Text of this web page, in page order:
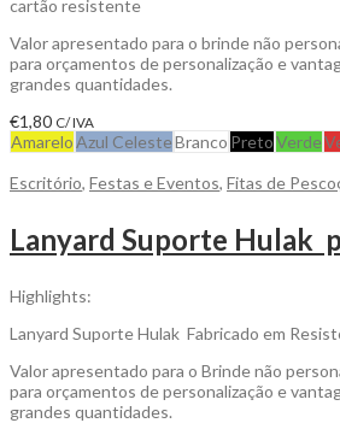
cartão resistente
Valor apresentado para o brinde não
para orçamentos de personalização e
grandes quantidades.
€1,80 C/ IVA
AmareloAzul CelesteBranco PretoVerde
Escritório, Festas e Eventos, Fitas de
Highlights:
Lanyard Suporte Hulak Fabricado em
Valor apresentado para o Brinde não
para orçamentos de personalização e
grandes quantidades.